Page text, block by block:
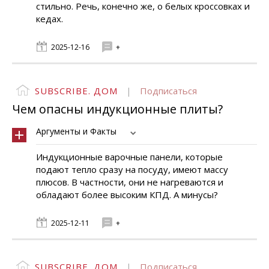
стильно. Речь, конечно же, о белых кроссовках и
кедах.
2025-12-16 +
SUBSCRIBE. ДОМ | Подписаться
Чем опасны индукционные плиты?
Аргументы и Факты
Индукционные варочные панели, которые
подают тепло сразу на посуду, имеют массу
плюсов. В частности, они не нагреваются и
обладают более высоким КПД. А минусы?
2025-12-11 +
SUBSCRIBE. ДОМ | Подписаться